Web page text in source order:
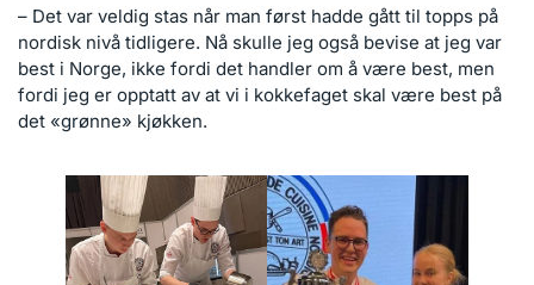
– Det var veldig stas når man først hadde gått til topps på
nordisk nivå tidligere. Nå skulle jeg også bevise at jeg var
best i Norge, ikke fordi det handler om å være best, men
fordi jeg er opptatt av at vi i kokkefaget skal være best på
det «grønne» kjøkken.